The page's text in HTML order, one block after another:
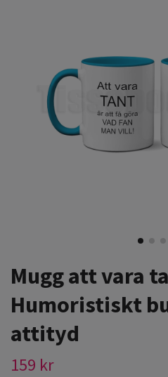
Mugg att vara
Humoristiskt
attityd
159 kr